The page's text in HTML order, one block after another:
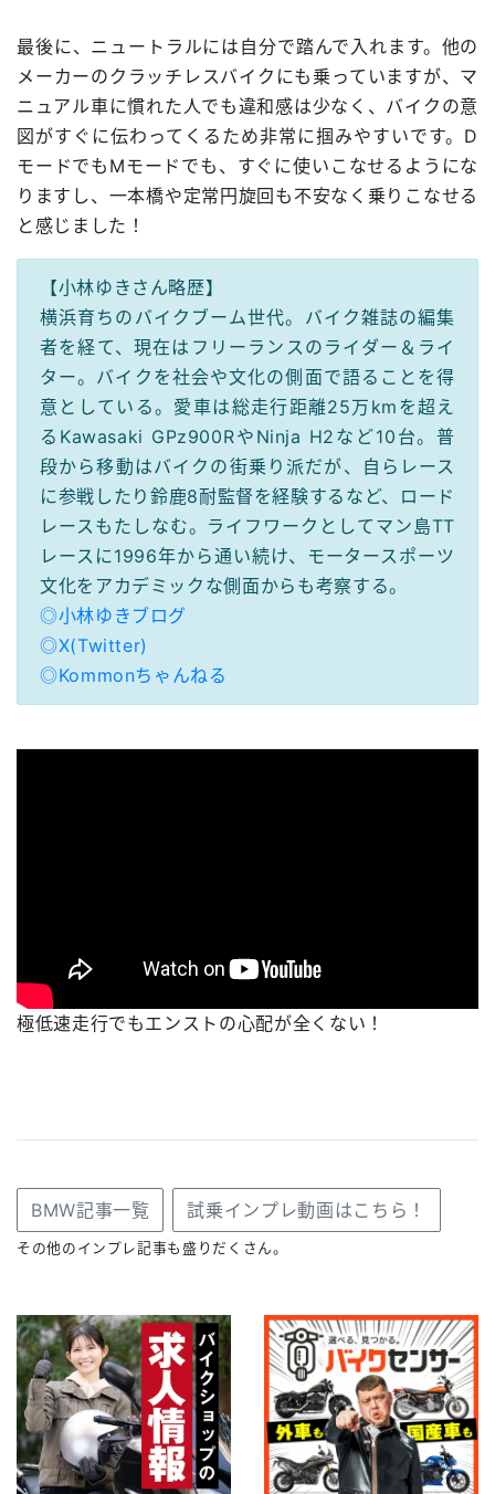
最後に、ニュートラルには自分で踏んで入れます。他の
メーカーのクラッチレスバイクにも乗っていますが、マ
ニュアル車に慣れた人でも違和感は少なく、バイクの意
図がすぐに伝わってくるため非常に掴みやすいです。D
モードでもMモードでも、すぐに使いこなせるようにな
りますし、一本橋や定常円旋回も不安なく乗りこなせる
と感じました！
【小林ゆきさん略歴】
横浜育ちのバイクブーム世代。バイク雑誌の編集
者を経て、現在はフリーランスのライダー＆ライ
ター。バイクを社会や文化の側面で語ることを得
意としている。愛車は総走行距離25万kmを超え
るKawasaki GPz900RやNinja H2など10台。普
段から移動はバイクの街乗り派だが、自らレース
に参戦したり鈴鹿8耐監督を経験するなど、ロード
レースもたしなむ。ライフワークとしてマン島TT
レースに1996年から通い続け、モータースポーツ
文化をアカデミックな側面からも考察する。
◎小林ゆきブログ
◎X(Twitter)
◎Kommonちゃんねる
極低速走行でもエンストの心配が全くない！
BMW記事一覧 試乗インプレ動画はこちら！
その他のインプレ記事も盛りだくさん。